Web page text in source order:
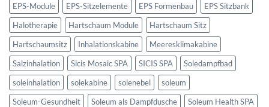
EPS-Module
EPS-Sitzelemente EPS Formenbau
EPS Sitzbank
Halotherapie
Hartschaum Module
Hartschaum Sitz
Hartschaumsitz
Inhalationskabine
Meeresklimakabine
Salzinhalation
Sicis Mosaic SPA SICIS SPA
Soledampfbad
soleinhalation
solekabine solenebel
soleum
Soleum-Gesundheit
Soleum als Dampfdusche Soleum Health SPA